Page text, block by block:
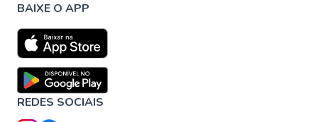
BAIXE O APP
REDES SOCIAIS